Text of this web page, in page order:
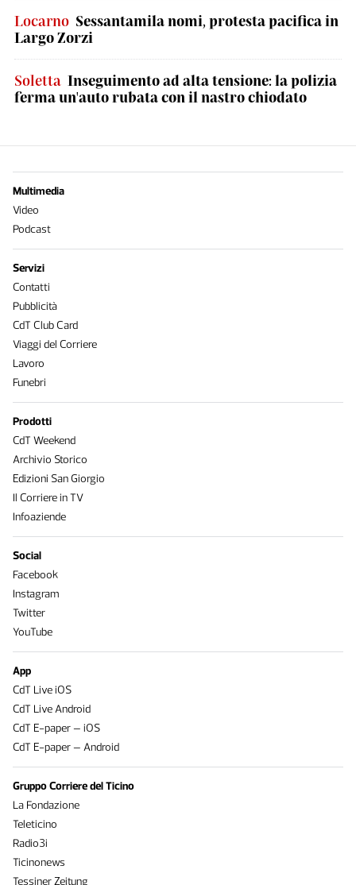
Locarno Sessantamila nomi, protesta pacifica in
Largo Zorzi
Soletta Inseguimento ad alta tensione: la polizia
ferma un'auto rubata con il nastro chiodato
Multimedia
Video
Podcast
Servizi
Contatti
Pubblicità
CdT Club Card
Viaggi del Corriere
Lavoro
Funebri
Prodotti
CdT Weekend
Archivio Storico
Edizioni San Giorgio
Il Corriere in TV
Infoaziende
Social
Facebook
Instagram
Twitter
YouTube
App
CdT Live iOS
CdT Live Android
CdT E-paper – iOS
CdT E-paper – Android
Gruppo Corriere del Ticino
La Fondazione
Teleticino
Radio3i
Ticinonews
Tessiner Zeitung